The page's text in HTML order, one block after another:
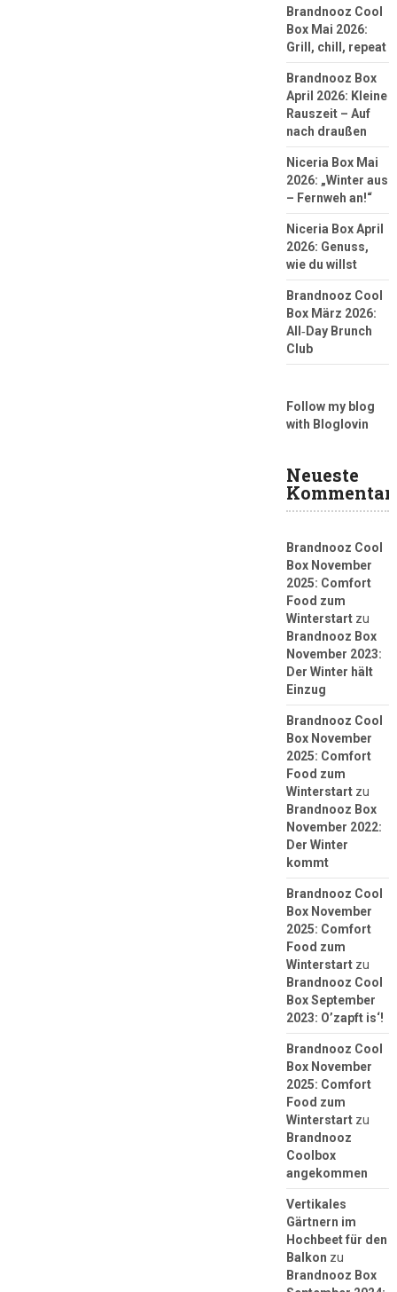
Brandnooz Cool
Box Mai 2026:
Grill, chill, repeat
Brandnooz Box
April 2026: Kleine
Rauszeit – Auf
nach draußen
Niceria Box Mai
2026: „Winter aus
– Fernweh an!“
Niceria Box April
2026: Genuss,
wie du willst
Brandnooz Cool
Box März 2026:
All‑Day Brunch
Club
Follow my blog
with Bloglovin
Neueste
Brandnooz Cool
Box November
2025: Comfort
Food zum
Winterstartzu
Brandnooz Box
November 2023:
Der Winter hält
Einzug
Brandnooz Cool
Box November
2025: Comfort
Food zum
Winterstartzu
Brandnooz Box
November 2022:
Der Winter
kommt
Brandnooz Cool
Box November
2025: Comfort
Food zum
Winterstartzu
Brandnooz Cool
Box September
2023: O’zapft is‘!
Brandnooz Cool
Box November
2025: Comfort
Food zum
Winterstartzu
Brandnooz
Coolbox
angekommen
Vertikales
Gärtnern im
Hochbeet für den
Balkon zu
Brandnooz Box